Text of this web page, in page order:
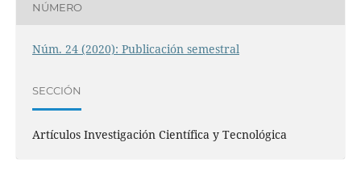
NÚMERO
Núm. 24 (2020): Publicación semestral
SECCIÓN
Artículos Investigación Científica y Tecnológica